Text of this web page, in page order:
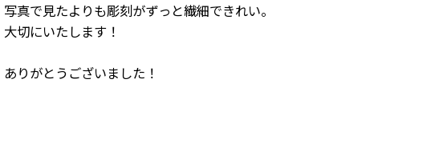
写真で見たよりも彫刻がずっと繊細できれい。
大切にいたします！
ありがとうございました！